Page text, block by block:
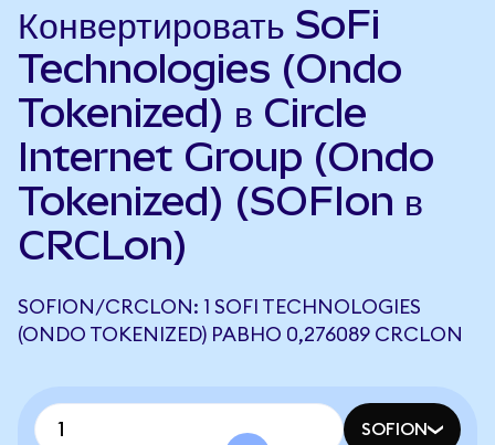
Конвертировать SoFi
Technologies (Ondo
Tokenized) в Circle
Internet Group (Ondo
Tokenized) (SOFIon в
CRCLon)
SOFION/CRCLON: 1 SOFI TECHNOLOGIES
(ONDO TOKENIZED) РАВНО 0,276089 CRCLON
SOFION